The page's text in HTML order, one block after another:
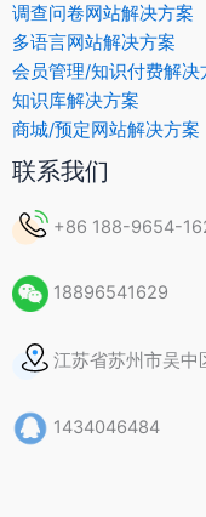
调查问卷网站解决方案
多语言网站解决方案
会员管理/知识付费解决
知识库解决方案
商城/预定网站解决方案
联系我们
+86 188-9654-
18896541629
江苏省苏州市吴中
1434046484